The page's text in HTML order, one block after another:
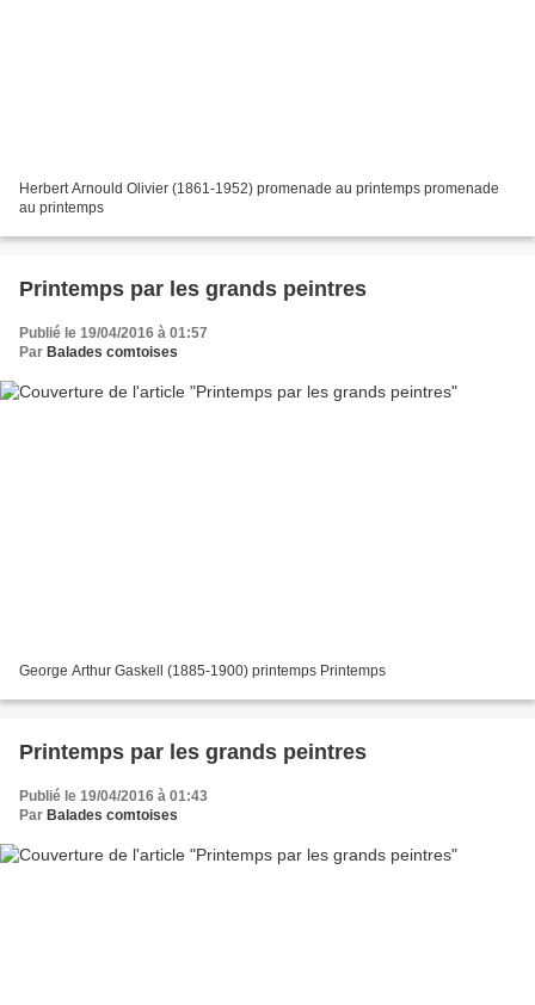
Herbert Arnould Olivier (1861-1952) promenade au printemps promenade
au printemps
Printemps par les grands peintres
Publié le 19/04/2016 à 01:57
Par Balades comtoises
George Arthur Gaskell (1885-1900) printemps Printemps
Printemps par les grands peintres
Publié le 19/04/2016 à 01:43
Par Balades comtoises